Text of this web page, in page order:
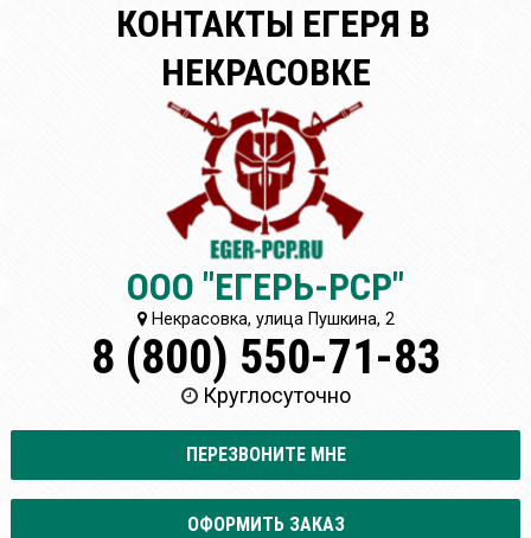
КОНТАКТЫ ЕГЕРЯ В
НЕКРАСОВКЕ
ООО "ЕГЕРЬ-РСР"
Некрасовка, улица Пушкина, 2
8 (800) 550-71-83
Круглосуточно
ПЕРЕЗВОНИТЕ МНЕ
ОФОРМИТЬ ЗАКАЗ